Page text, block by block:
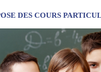
DES COURS